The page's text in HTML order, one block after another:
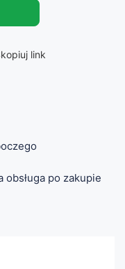
link
po zakupie